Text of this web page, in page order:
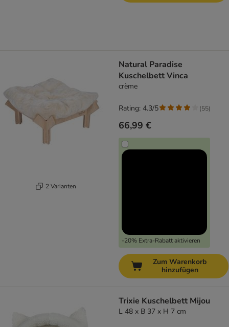
2 Varianten
Natural Paradise
Kuschelbett Vinca
crème
66,99 €
-20% Extra-Rabatt aktivieren
Rating: 4.3/5 (55)
Zum Warenkorb
hinzufügen
Trixie Kuschelbett Mijou
L 48 x B 37 x H 7 cm